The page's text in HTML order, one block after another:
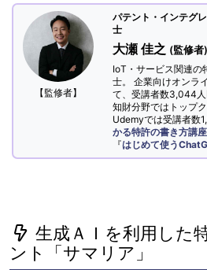
【監修者】
パテント・インテグ
士
大瀬 佳之 (監修者)
IoT・サービス関連の
士。 企業向けオンラ
て、受講者数3,044
知財分野ではトップク
Udemyでは受講者数
かる特許の書き方講座
『はじめて使う
生成ＡＩを利用した
ント「サマリア」